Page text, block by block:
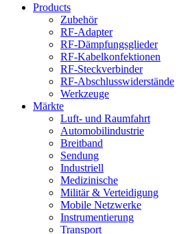
Products
Zubehör
RF-Adapter
RF-Dämpfungsglieder
RF-Kabelkonfektionen
RF-Steckverbinder
RF-Abschlusswiderstände
Werkzeuge
Märkte
Luft- und Raumfahrt
Automobilindustrie
Breitband
Sendung
Industriell
Medizinische
Militär & Verteidigung
Mobile Netzwerke
Instrumentierung
Transport